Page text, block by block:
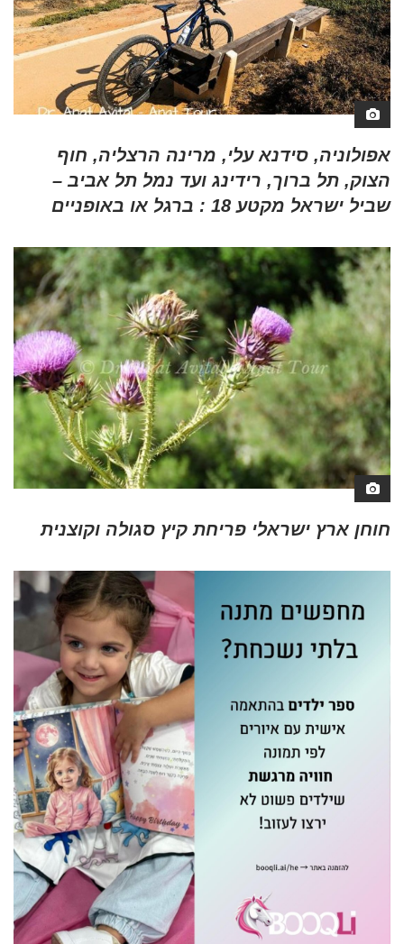
אפולוניה, סידנא עלי, מרינה הרצליה, חוף
הצוק, תל ברוך, רידינג ועד נמל תל אביב –
שביל ישראל מקטע 18 : ברגל או באופניים
חוחן ארץ ישראלי פריחת קיץ סגולה וקוצנית